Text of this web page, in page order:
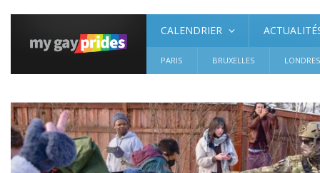
CALENDRIER
PARIS BRUXELLES LONDRES